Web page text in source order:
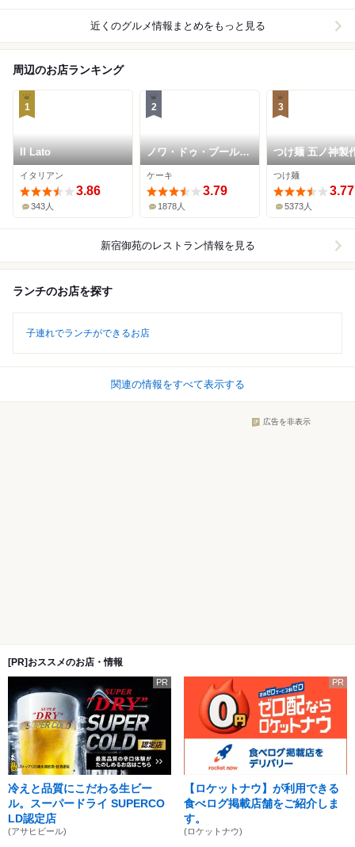
近くのグルメ情報まとめをもっと見る
周辺のお店ランキング
1
Il Lato
イタリアン
3.86
343人
2
ノワ・ドゥ・ブール
新宿伊勢丹店
ケーキ
3.79
1878人
3
つけ麺 五ノ神製
つけ麺
3.77
5373人
新宿御苑のレストラン情報を見る
ランチのお店を探す
子連れでランチができるお店
関連の情報をすべて表示する
広告を非表示
[PR]おススメのお店・情報
PR
冷えと品質にこだわる生ビー
ル。スーパードライ SUPERCO
LD認定店
(アサヒビール)
PR
【ロケットナウ】が利用できる
食べログ掲載店舗をご紹介しま
す。
(ロケットナウ)